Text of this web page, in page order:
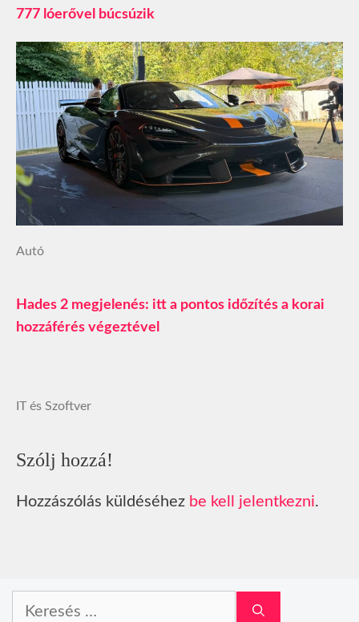
777 lóerővel búcsúzik
Autó
Hades 2 megjelenés: itt a pontos időzítés a korai
hozzáférés végeztével
IT és Szoftver
Szólj hozzá!
Hozzászólás küldéséhez be kell jelentkezni.